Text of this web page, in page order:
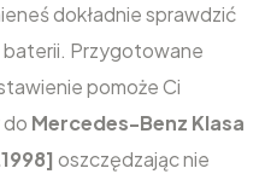
dokładnie sprawdzić
Przygotowane
pomoże Ci
Mercedes-Benz Klasa
oszczędzając nie